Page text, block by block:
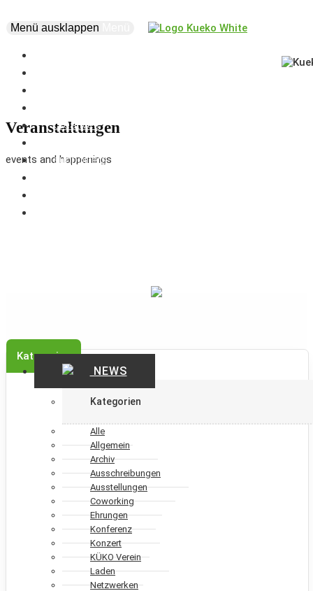
Menü ausklappen
creatives
supporters
Veranstaltungen
events and happenings
Kategorien
NEWS
Kategorien
Alle
Allgemein
Archiv
Ausschreibungen
Ausstellungen
Coworking
Ehrungen
Konferenz
Konzert
KÜKO Verein
Laden
Netzwerken